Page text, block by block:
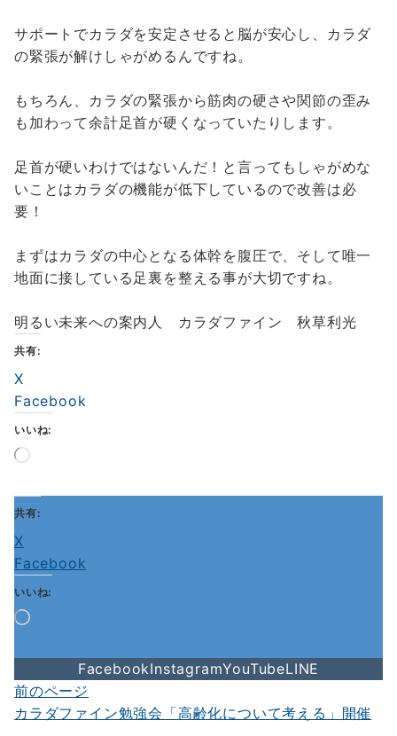
サポートでカラダを安定させると脳が安心し、カラダ
の緊張が解けしゃがめるんですね。
もちろん、カラダの緊張から筋肉の硬さや関節の歪み
も加わって余計足首が硬くなっていたりします。
足首が硬いわけではないんだ！と言ってもしゃがめな
いことはカラダの機能が低下しているので改善は必
要！
まずはカラダの中心となる体幹を腹圧で、そして唯一
地面に接している足裏を整える事が大切ですね。
明るい未来への案内人 カラダファイン 秋草利光
共有:
X
Facebook
いいね:
読
み
中…
共有:
X
Facebook
いいね:
読
中…
FacebookInstagramYouTubeLINE
投
稿
前のページ
カラダファイン勉強会「高齢化について考える」開催